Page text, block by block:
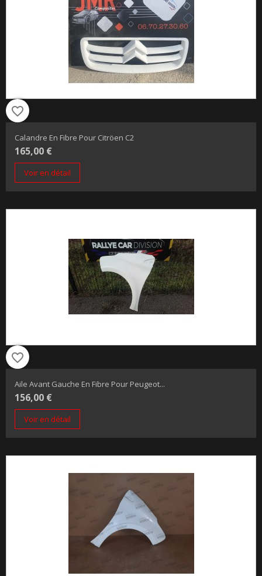
favorite_border
Calandre En Fibre Pour Citröen C2
165,00 €
Voir en détail
favorite_border
Aile Avant Gauche En Fibre Pour Peugeot...
156,00 €
Voir en détail